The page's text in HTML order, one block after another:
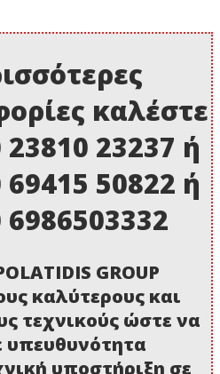
καλέστε
23810 23237 ή
69415 50822 ή
6986503332
GROUP
καλύτερους και
τεχνικούς ώστε να
υπευθυνότητα
υποστήριξη σε